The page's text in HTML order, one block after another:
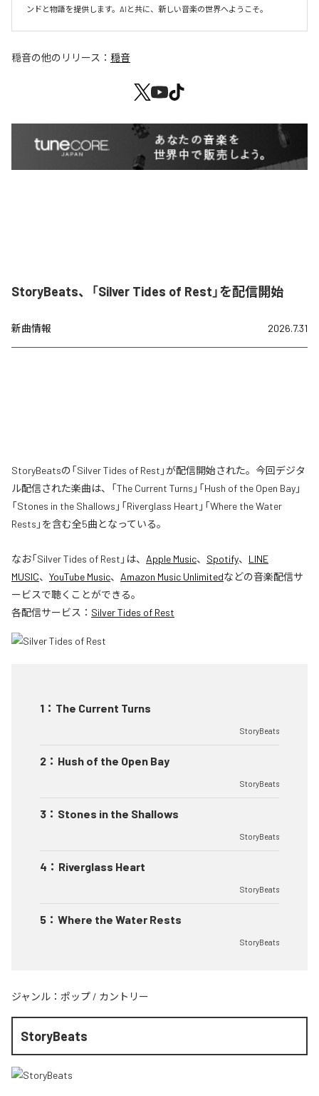
ンドと物語を提供します。AIと共に、新しい音楽の世界へようこそ。
穏音の他のリリース： 穏音
StoryBeats、「Silver Tides of Rest」を配信開始
新曲情報 2026.7.31
StoryBeatsの「Silver Tides of Rest」が配信開始された。今回デジタ
ル配信された楽曲は、「The Current Turns」「Hush of the Open Bay」
「Stones in the Shallows」「Riverglass Heart」「Where the Water
Rests」を含む全5曲となっている。
なお「Silver Tides of Rest 」は、 Apple Music、 Spotify、 LINE
MUSIC、 YouTube Music、 Amazon Music Unlimitedなどの音楽配信サ
ービスで聴くことができる。
各配信サービス： Silver Tides of Rest
1 ： The Current Turns
StoryBeats
2 ： Hush of the Open Bay
StoryBeats
3 ： Stones in the Shallows
StoryBeats
4 ： Riverglass Heart
StoryBeats
5 ： Where the Water Rests
StoryBeats
ジャンル： ポップ / カントリー
StoryBeats